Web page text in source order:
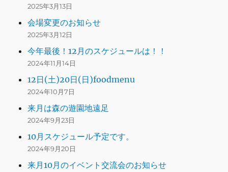
2025年3月13日
会場変更のお知らせ
2025年3月12日
今年最後！12月のスケジュールは！！
2024年11月14日
12日(土)20日(日)foodmenu
2024年10月7日
来月は森の遊園地遠足
2024年9月23日
10月スケジュール予定です。
2024年9月20日
来月10月のイベント交流会のお知らせ